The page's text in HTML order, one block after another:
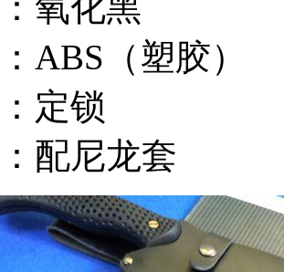
氧化黑
ABS（塑胶）
定锁
配尼龙套